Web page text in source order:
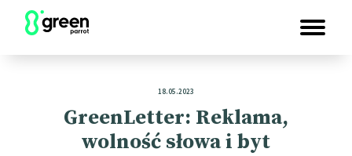
18.05.2023
GreenLetter: Reklama,
wolność słowa i byt